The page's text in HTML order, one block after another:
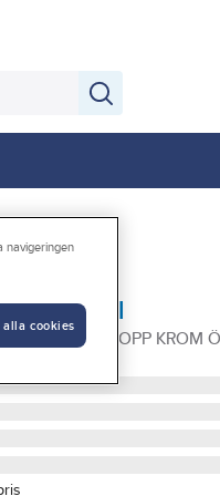
tvättställ
BRÄDDAV LOPP KROM
navigeringen
alla cookies